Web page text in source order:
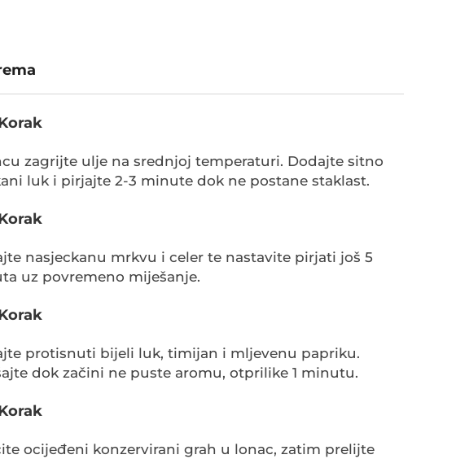
zagrijte ulje na srednjoj temperaturi. Dodajte sitno
luk i pirjajte 2-3 minute dok ne postane staklast.
nasjeckanu mrkvu i celer te nastavite pirjati još 5
uz povremeno miješanje.
protisnuti bijeli luk, timijan i mljevenu papriku.
dok začini ne puste aromu, otprilike 1 minutu.
ocijeđeni konzervirani grah u lonac, zatim prelijte